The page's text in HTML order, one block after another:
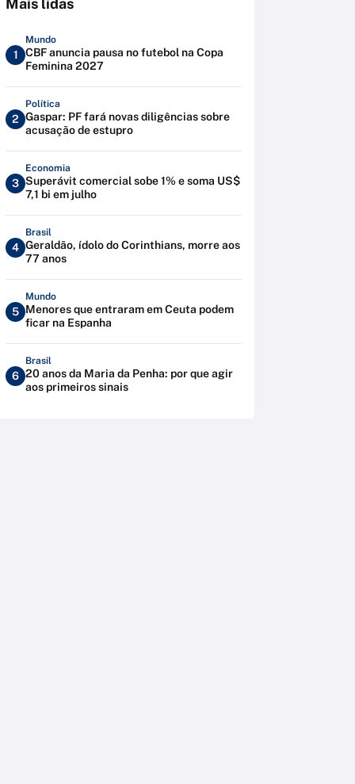
Mais lidas
1
Mundo
CBF anuncia pausa no futebol na Copa
Feminina 2027
2
Política
Gaspar: PF fará novas diligências sobre
acusação de estupro
3
Economia
Superávit comercial sobe 1% e soma US$
7,1 bi em julho
4
Brasil
Geraldão, ídolo do Corinthians, morre aos
77 anos
5
Mundo
Menores que entraram em Ceuta podem
ficar na Espanha
6
Brasil
20 anos da Maria da Penha: por que agir
aos primeiros sinais